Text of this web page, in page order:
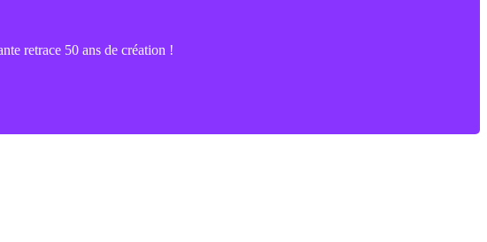
retrace 50 ans de création !